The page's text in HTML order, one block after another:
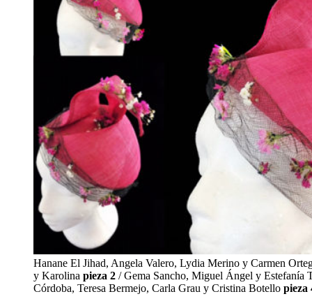
Hanane El Jihad, Angela Valero, Lydia Merino y Carmen
y Karolina pieza 2 / Gema Sancho, Miguel Ángel y Estefanía
Córdoba, Teresa Bermejo, Carla Grau y Cristina Botello pieza